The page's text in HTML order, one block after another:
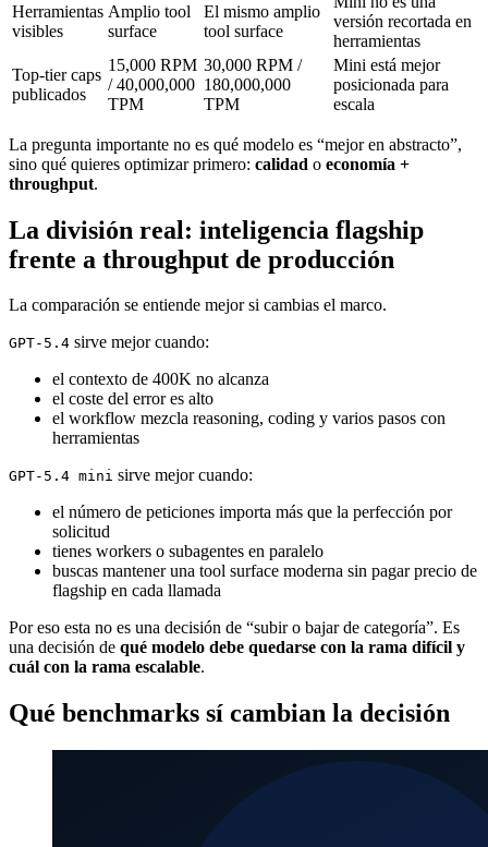
Herramientas
visibles
Amplio tool
surface
El mismo amplio
tool surface
versión recortada en
herramientas
Top-tier caps
publicados
15,000 RPM
/ 40,000,000
TPM
30,000 RPM /
180,000,000
TPM
Mini está mejor
posicionada para
escala
La pregunta importante no es qué modelo es “mejor en abstracto”,
sino qué quieres optimizar primero: calidad o economía +
throughput.
La división real: inteligencia flagship
frente a throughput de producción
La comparación se entiende mejor si cambias el marco.
GPT-5.4 sirve mejor cuando:
el contexto de 400K no alcanza
el coste del error es alto
el workflow mezcla reasoning, coding y varios pasos con
herramientas
GPT-5.4 mini sirve mejor cuando:
el número de peticiones importa más que la perfección por
solicitud
tienes workers o subagentes en paralelo
buscas mantener una tool surface moderna sin pagar precio de
flagship en cada llamada
Por eso esta no es una decisión de “subir o bajar de categoría”. Es
una decisión de qué modelo debe quedarse con la rama difícil y
cuál con la rama escalable.
Qué benchmarks sí cambian la decisión